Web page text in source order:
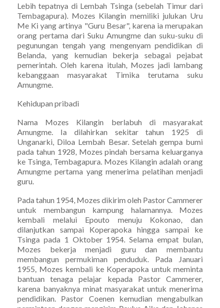
Lebih tepatnya di Lembah Tsinga (sebelah Timur dari
Tembagapura). Mozes Kilangin memiliki julukan Uru
Me Ki yang artinya "Guru Besar", karena ia merupakan
orang pertama dari Suku Amungme dan suku-suku di
pegunungan tengah yang mengenyam pendidikan di
Belanda, yang kemudian bekerja sebagai pejabat
pemerintah. Oleh karena itulah, Mozes jadi lambang
kebanggaan masyarakat Timika terutama suku
Amungme.
Kehidupan pribadi
Nama Mozes Kilangin berlabuh di masyarakat
Amungme. Ia dilahirkan sekitar tahun 1925 di
Unganarki, Diloa Lembah Besar. Setelah gempa bumi
pada tahun 1928, Mozes pindah bersama keluarganya
ke Tsinga, Tembagapura. Mozes Kilangin adalah orang
Amungme pertama yang menerima pelatihan menjadi
guru.
Pada tahun 1954, Mozes dikirim oleh Pastor Cammerer
untuk membangun kampung halamannya. Mozes
kembali melalui Epouto menuju Kokonao, dan
dilanjutkan sampai Koperapoka hingga sampai ke
Tsinga pada 1 Oktober 1954. Selama empat bulan,
Mozes bekerja menjadi guru dan membantu
membangun permukiman penduduk. Pada Januari
1955, Mozes kembali ke Koperapoka untuk meminta
bantuan tenaga pelajar kepada Pastor Cammerer,
karena banyaknya minat masyarakat untuk menerima
pendidikan. Pastor Coenen kemudian mengabulkan